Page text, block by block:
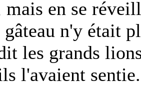
mais en se
n'y était
les grands
l'avaient sentie.